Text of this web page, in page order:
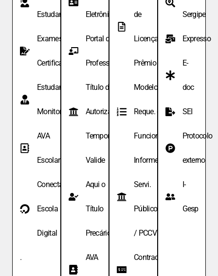
Estudante
Exames de
Certificação
Estudante
Monitor
AVA
Escolar
Conecta
Escola
Digital
.
Eletrônico
Portal do
Professor
Título de
Autoriza.
Temporária
Valide
Aqui o
Título
Precário
AVA
de
Licença
Prêmio
Modelo de
Reque. de
Funcionário
Informe
Servi.
Públicos
/ PCCV
Contracheque
Sergipe
Expresso
E-
doc
SEI
Protocolo
externo
I-
Gesp